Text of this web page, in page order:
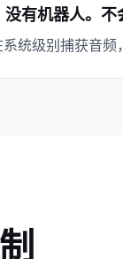
有机器人。不
统级别捕获音频